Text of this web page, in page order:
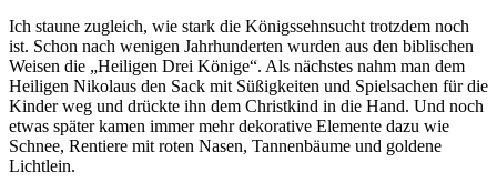
Ich staune zugleich, wie stark die Königssehnsucht trotzdem noch
ist. Schon nach wenigen Jahrhunderten wurden aus den biblischen
Weisen die „Heiligen Drei Könige“. Als nächstes nahm man dem
Heiligen Nikolaus den Sack mit Süßigkeiten und Spielsachen für die
Kinder weg und drückte ihn dem Christkind in die Hand. Und noch
etwas später kamen immer mehr dekorative Elemente dazu wie
Schnee, Rentiere mit roten Nasen, Tannenbäume und goldene
Lichtlein.